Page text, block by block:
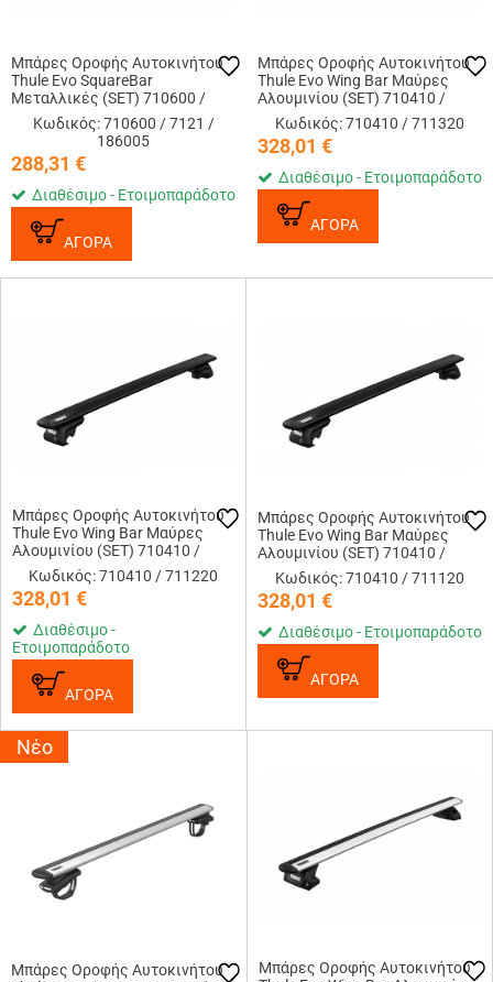
Μπάρες Οροφής Αυτοκινήτου
Thule Evo SquareBar
Μεταλλικές (SET) 710600 /
7121 (108cm) / 186005
Κωδικός: 710600 / 7121 /
186005
288,31 €
Διαθέσιμο - Ετοιμοπαράδοτο
ΑΓΟΡΑ
Μπάρες Οροφής Αυτοκινήτου
Thule Evo Wing Bar Μαύρες
Αλουμινίου (SET) 710410 /
711320 (127cm)
Κωδικός: 710410 / 711320
328,01 €
Διαθέσιμο - Ετοιμοπαράδοτο
ΑΓΟΡΑ
Μπάρες Οροφής Αυτοκινήτου
Thule Evo Wing Bar Μαύρες
Αλουμινίου (SET) 710410 /
711220 (118cm)
Κωδικός: 710410 / 711220
328,01 €
Διαθέσιμο -
Ετοιμοπαράδοτο
ΑΓΟΡΑ
Μπάρες Οροφής Αυτοκινήτου
Thule Evo Wing Bar Μαύρες
Αλουμινίου (SET) 710410 /
711120 (108cm)
Κωδικός: 710410 / 711120
328,01 €
Διαθέσιμο - Ετοιμοπαράδοτο
ΑΓΟΡΑ
Νέο
Μπάρες Οροφής Αυτοκινήτου
Μπάρες Οροφής Αυτοκινήτου